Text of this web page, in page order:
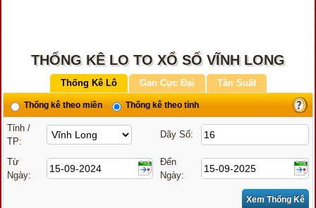
THỐNG KÊ LO TO XỔ SỐ VĨNH LONG
Thống Kê Lô Gan Cực Đại Tần Suất
Thống kê theo miền Thống kê theo tỉnh
Tỉnh /
TP:
Dãy Số:
Từ
Ngày:
Đến
Ngày: